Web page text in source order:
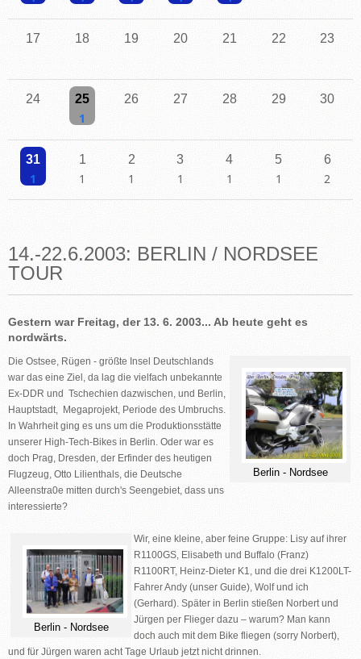
17 18 19 20 21 22 23
24 25 26 27 28 29 30
31 1 2 3 4 5 6
14.-22.6.2003: BERLIN / NORDSEE
TOUR
Gestern war Freitag, der 13. 6. 2003... Ab heute geht es
nordwärts.
Berlin - Nordsee
Die Ostsee, Rügen - größte Insel Deutschlands
war das eine Ziel, da lag die vielfach unbekannte
Ex-DDR und Tschechien dazwischen, und Berlin,
Hauptstadt, Megaprojekt, Periode des Umbruchs.
In Wahrheit ging es uns um die Produktionsstätte
unserer High-Tech-Bikes in Berlin. Oder war es
doch Prag, Dresden, der Erfinder des heutigen
Flugzeug, Otto Lilienthals, die Deutsche
Alleenstra0e mitten durch's Seengebiet, dass uns
interessierte?
Berlin - Nordsee
Wir, eine kleine, aber feine Gruppe: Lisy auf ihrer
R1100GS, Elisabeth und Buffalo (Franz)
R1100RT, Heinz-Dieter K1, und die drei K1200LT-
Fahrer Andy (unser Guide), Wolf und ich
(Gerhard). Später in Berlin stießen Norbert und
Jürgen per Flieger dazu – warum? Man kann
doch auch mit dem Bike fliegen (sorry Norbert),
und für Jürgen waren acht Tage Urlaub jetzt nicht drinnen.